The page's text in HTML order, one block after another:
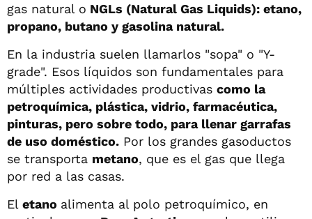
gas natural o NGLs (Natural Gas Liquids): etano,
propano, butano y gasolina natural.
En la industria suelen llamarlos "sopa" o "Y-
grade". Esos líquidos son fundamentales para
múltiples actividades productivas como la
petroquímica, plástica, vidrio, farmacéutica,
pinturas, pero sobre todo, para llenar garrafas
de uso doméstico. Por los grandes gasoductos
se transporta metano, que es el gas que llega
por red a las casas.
El etano alimenta al polo petroquímico, en